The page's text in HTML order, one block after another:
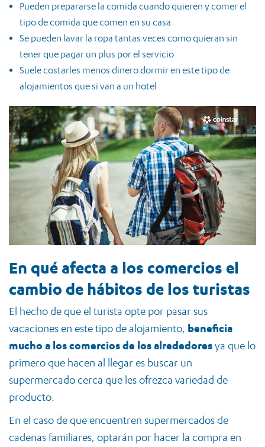
Pueden prepararse la comida cuando quieren y comer el
tipo de comida que comen en su casa
Se pueden lavar la ropa tantas veces como quieran sin
tener que pagar un plus por el servicio
Suele costarles menos dinero dormir en este tipo de
alojamientos que si van a un hotel
En qué afecta a los comercios el
cambio de hábitos de los turistas
El hecho de que el turista opte por pasar sus
vacaciones en este tipo de alojamiento, beneficia
mucho a los comercios de los alrededoresya que lo
primero que hacen al llegar es buscar un
supermercado cerca que les ofrezca variedad de
producto.
En el caso de que encuentren supermercados de
cadenas familiares, optarán por hacer la compra en